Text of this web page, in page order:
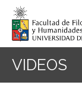
VIDEOS